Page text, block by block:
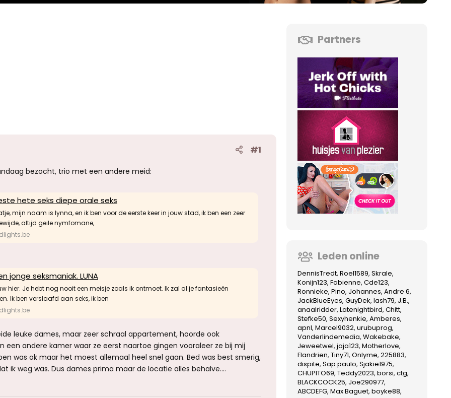
#1
bezocht, trio met een andere meid:
hete seks diepe orale seks
mijn naam is lynna, en ik ben voor de eerste keer in jouw stad, ik ben een zeer
altijd geile nymfomane,
jonge seksmaniak. LUNA
hier. Je hebt nog nooit een meisje zoals ik ontmoet. Ik zal al je fantasieën
Ik ben verslaafd aan seks, ik ben
leuke dames, maar zeer schraal appartement, hoorde ook
een andere kamer waar ze eerst naartoe gingen vooraleer ze bij mij
was ok maar het moest allemaal heel snel gaan. Bed was best smerig,
ik weg was. Dus dames prima maar de locatie alles behalve....
Partners
Leden online
DennisTredt Roel1589 Skrale
Konijn123 Fabienne Cde123
Ronnieke Pino Johannes Andre 6
JackBlueEyes GuyDek lash79 J.B.
anaalridder Latenightbird Chitt
Stefke50 Sexyhenkie Amberes
apnl Marcel9032 urubuprog
Vanderlindemedia Wakebake
Jeweetwel jaja123 Motherlove
Flandrien Tiny71 Onlyme 225883
dispite Sap paulo Sjakie1975
CHUPITO69 Teddy2023 borsi ctg
BLACKCOCK25 Joe290977
ABCDEFG Max Baguet boyke88